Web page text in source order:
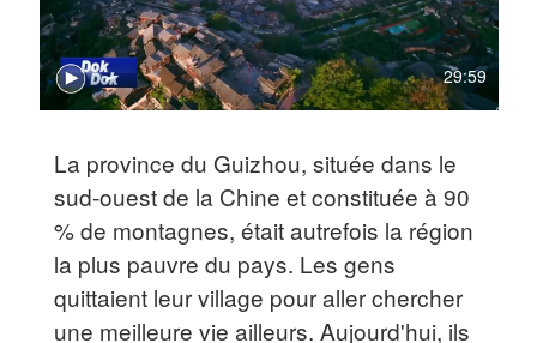
29:59
La province du Guizhou, située dans le
sud-ouest de la Chine et constituée à 90
% de montagnes, était autrefois la région
la plus pauvre du pays. Les gens
quittaient leur village pour aller chercher
une meilleure vie ailleurs. Aujourd'hui, ils